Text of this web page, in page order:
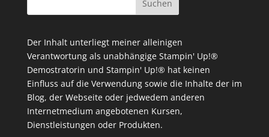
Der Inhalt unterliegt meiner alleinigen
Verantwortung als unabhängige Stampin' Up!®
Demostratorin und Stampin' Up!® hat keinen
Einfluss auf die Verwendung sowie die Inhalte der im
Blog, der Webseite oder jedwedem anderen
Internetmedium angebotenen Kursen,
Dienstleistungen oder Produkten.